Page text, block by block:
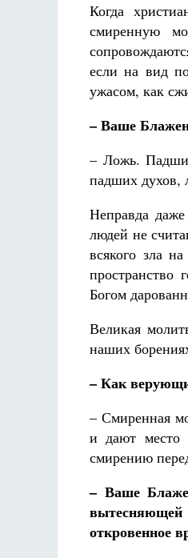
Когда
смиренную
если на вид
ужасом, как
– Ваше
– Ложь.
падших духов,
Неправда
людей не
всякого зла
Богом
Великая
наших
– Как
– Смиренная
и дают место
смирению
– Ваше
откровенное